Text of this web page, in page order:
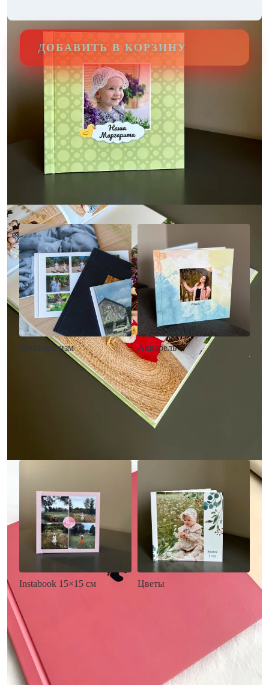
ДОБАВИТЬ В КОРЗИНУ
Другие стили фотокниг
Минимализм
• Загрузка фото и текста
Акварель
• Декор в стиле
акварельных красок
• Выбор цвета фона
• Загрузка фото и текста
Заказать
Instabook 15×15 см
• Выбор цвета фона
• Загрузка фото и текста
Заказать
Цветы